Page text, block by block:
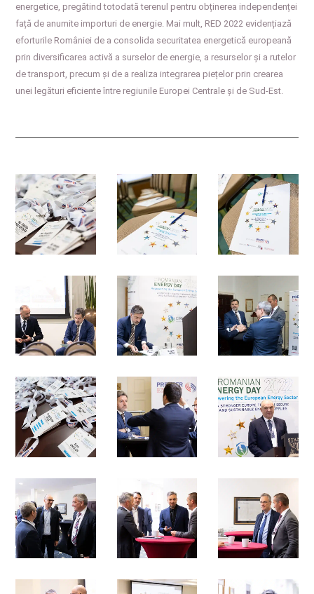
energetice, pregătind totodată terenul pentru obținerea independenței
față de anumite importuri de energie. Mai mult, RED 2022 evidențiază
eforturile României de a consolida securitatea energetică europeană
prin diversificarea activă a surselor de energie, a resurselor și a rutelor
de transport, precum și de a realiza integrarea piețelor prin crearea
unei legături eficiente între regiunile Europei Centrale și de Sud-Est.